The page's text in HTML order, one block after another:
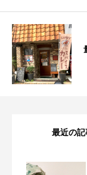
最近の記